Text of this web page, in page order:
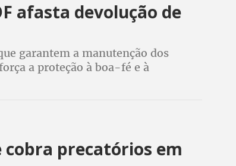
afasta devolução de
garantem a manutenção dos
a proteção à boa-fé e à
cobra precatórios em